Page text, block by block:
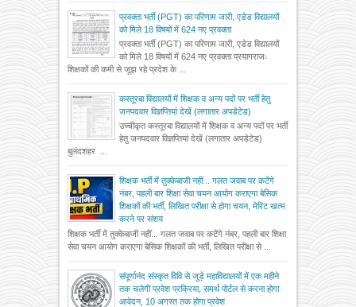
प्रवक्ता भर्ती (PGT) का परिणाम जारी, एडेड विद्यालयों
को मिले 18 विषयों में 624 नए प्रवक्ता
प्रवक्ता भर्ती (PGT) का परिणाम जारी, एडेड विद्यालयों
को मिले 18 विषयों में 624 नए प्रवक्ता प्रयागराजः
शिक्षकों की कमी से जूझ रहे प्रदेश के ...
कस्तूरबा विद्यालयों में शिक्षक व अन्य पदों पर भर्ती हेतु
जनपदवार विज्ञप्तियां देखें (लगातार अपडेटेड)
उच्चीकृत कस्तूरबा विद्यालयों में शिक्षक व अन्य पदों पर भर्ती
हेतु जनपदवार विज्ञप्तियां देखें (लगातार अपडेटेड)
बुलंदशहर ...
शिक्षक भर्ती में तुक्केबाजी नहीं... गलत जवाब पर कटेंगे
नंबर, पहली बार शिक्षा सेवा चयन आयोग कराएगा बेसिक
शिक्षकों की भर्ती, लिखित परीक्षा से होगा चयन, मेरिट खत्म
करने पर संशय
शिक्षक भर्ती में तुक्केबाजी नहीं... गलत जवाब पर कटेंगे नंबर, पहली बार शिक्षा
सेवा चयन आयोग कराएगा बेसिक शिक्षकों की भर्ती, लिखित परीक्षा से ...
संपूर्णानंद संस्कृत विवि से जुड़े महाविद्यालयों में एक महीने
तक चलेगी प्रवेश प्रक्रिया, समर्थ पोर्टल से करना होगा
आवेदन, 10 अगस्त तक होगा प्रवेश